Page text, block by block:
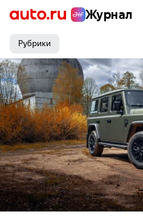
Журнал
Рубрики